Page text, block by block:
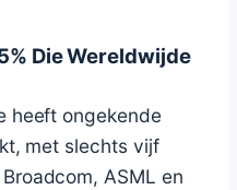
Die Wereldwijde
heeft ongekende
met slechts vijf
ASML en